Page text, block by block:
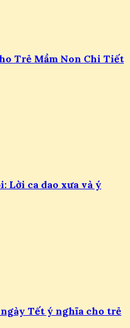
Trẻ Mầm Non Chi Tiết
Lời ca dao xưa và ý
Tết ý nghĩa cho trẻ